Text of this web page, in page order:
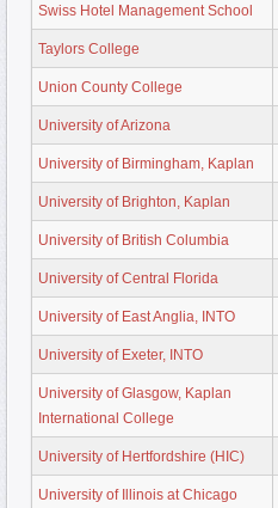
Swiss Hotel Management School
Taylors College
Union County College
University of Arizona
University of Birmingham, Kaplan
University of Brighton, Kaplan
University of British Columbia
University of Central Florida
University of East Anglia, INTO
University of Exeter, INTO
University of Glasgow, Kaplan
International College
University of Hertfordshire (HIC)
University of Illinois at Chicago